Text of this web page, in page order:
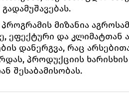
მიზანია
ეფექტური და კლიმატთან
დანერგვა, რაც
პროდუქციის
შესაბამისობას.